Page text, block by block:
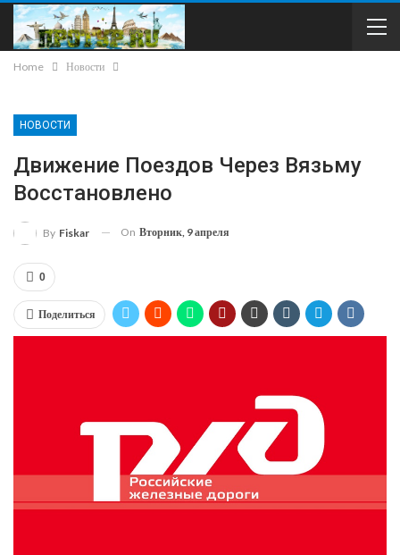
Home Новости
НОВОСТИ
Движение Поездов Через Вязьму
Восстановлено
By Fiskar On Вторник, 9 апреля
0
Поделиться